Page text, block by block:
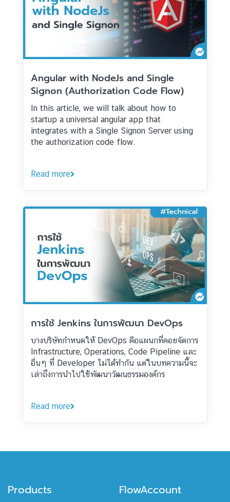
Angular with NodeJs and Single
Signon (Authorization Code Flow)
In this article, we will talk about how to
startup a universal angular app that
integrates with a Single Signon Server using
the authorization code flow.
Read more
การใช้ Jenkins ในการพัฒนา DevOps
บางบริษัทกำหนดให้ DevOps คือแผนกที่คอยจัดการ
Infrastructure, Operations, Code Pipeline และ
อื่นๆ ที่ Developer ไม่ได้ทำกัน แต่ในบทความนี้จะ
เล่าถึงการนำไปใช้พัฒนาวัฒนธรรมองค์กร
Read more
Products FlowAccount